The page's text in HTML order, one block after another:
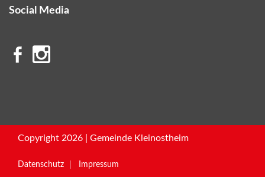
Social Media
Copyright 2026 | Gemeinde Kleinostheim
Datenschutz Impressum